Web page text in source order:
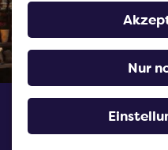
Nur
e
z
u
r
Das